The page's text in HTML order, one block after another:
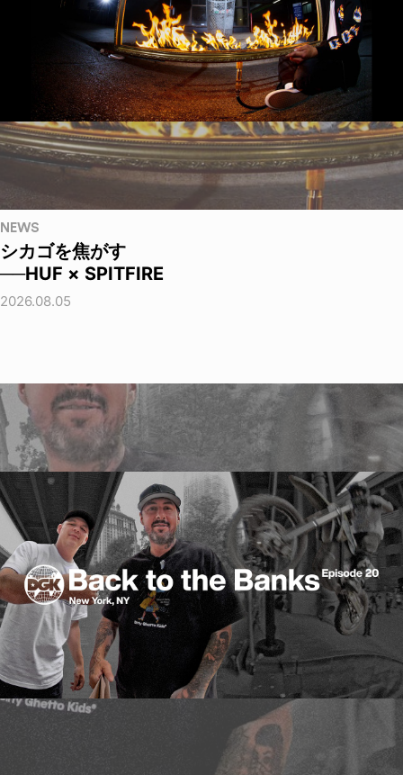
NEWS
シカゴを焦がす
──HUF × SPITFIRE
2026.08.05